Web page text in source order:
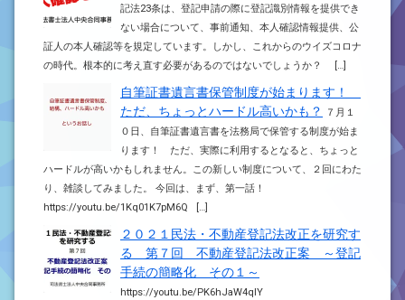
記法23条は、登記申請の際に登記識別情報を提供でき
ない場合について、事前通知、本人確認情報提供、公
証人の本人確認等を規定しています。しかし、これからのウイズコロナ
の時代。根本的に考え直す必要があるのではないでしょうか？ […]
自筆証書遺言書保管制度が始まります！
ただ、ちょっとハードル高いかも？
７月１
０日、自筆証書遺言書を法務局で保管する制度が始ま
ります！ ただ、実際に利用するとなると、ちょっと
ハードルが高いかもしれません。この新しい制度について、２回にわた
り、雑談してみました。 今回は、まず、第一話！
https://youtu.be/1Kq01K7pM6Q […]
２０２１民法・不動産登記法改正を研究す
る 第７回 不動産登記法改正案 ～登記
手続の簡略化 その１～
https://youtu.be/PK6hJaW4qIY